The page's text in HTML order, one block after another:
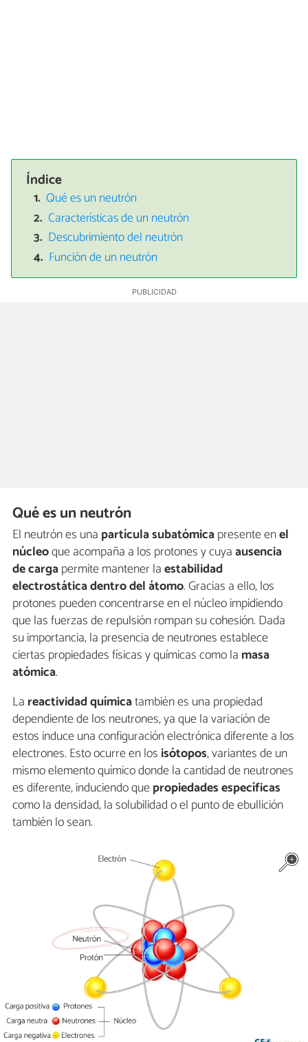
Índice
Qué es un neutrón
Características de un neutrón
Descubrimiento del neutrón
Función de un neutrón
Qué es un neutrón
El neutrón es una partícula subatómicapresente enel
núcleoque acompaña a los protones y cuyaausencia
de cargapermite mantener laestabilidad
electrostática dentro del átomo. Gracias a ello, los
protones pueden concentrarse en el núcleo impidiendo
que las fuerzas de repulsión rompan su cohesión. Dada
su importancia, la presencia de neutrones establece
ciertas propiedades físicas y químicas como la masa
atómica.
La reactividad químicatambién es una propiedad
dependiente de los neutrones, ya que la variación de
estos induce una configuración electrónica diferente a los
electrones. Esto ocurre en los isótopos, variantes de un
mismo elemento químico donde la cantidad de neutrones
es diferente, induciendo quepropiedades específicas
como la densidad, la solubilidad o el punto de ebullición
también lo sean.